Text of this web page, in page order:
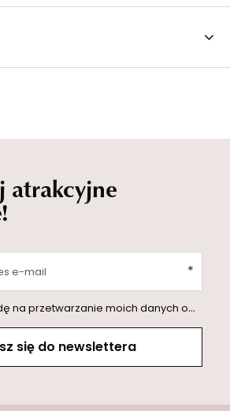
atrakcyjne
e-mail
osobowych (adres e-mail) na potrzeby wysyłki newslettera z informacją handlową (marketing). Więcej w
się do newslettera